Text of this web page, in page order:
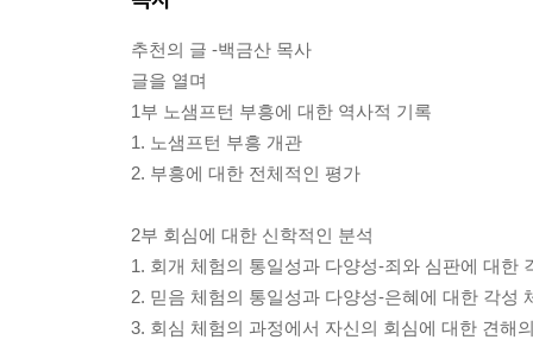
추천의 글 -백금산 목사
글을 열며
1부 노샘프턴 부흥에 대한 역사적 기록
1. 노샘프턴 부흥 개관
2. 부흥에 대한 전체적인 평가
2부 회심에 대한 신학적인 분석
1. 회개 체험의 통일성과 다양성-죄와 심판에 대한
2. 믿음 체험의 통일성과 다양성-은혜에 대한 각성
3. 회심 체험의 과정에서 자신의 회심에 대한 견해